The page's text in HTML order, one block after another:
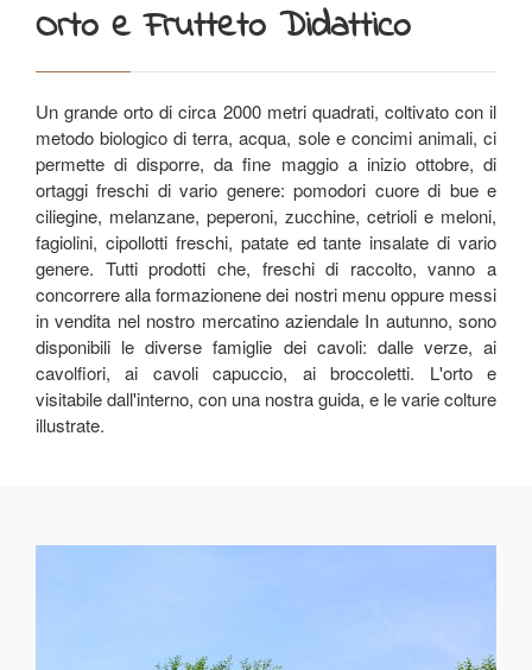
Orto e Frutteto Didattico
Un grande orto di circa 2000 metri quadrati, coltivato con il
metodo biologico di terra, acqua, sole e concimi animali, ci
permette di disporre, da fine maggio a inizio ottobre, di
ortaggi freschi di vario genere: pomodori cuore di bue e
ciliegine, melanzane, peperoni, zucchine, cetrioli e meloni,
fagiolini, cipollotti freschi, patate ed tante insalate di vario
genere. Tutti prodotti che, freschi di raccolto, vanno a
concorrere alla formazionene dei nostri menu oppure messi
in vendita nel nostro mercatino aziendale In autunno, sono
disponibili le diverse famiglie dei cavoli: dalle verze, ai
cavolfiori, ai cavoli capuccio, ai broccoletti. L'orto e
visitabile dall'interno, con una nostra guida, e le varie colture
illustrate.